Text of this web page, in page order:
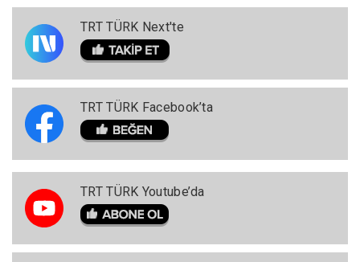
TRT TÜRK Next'te
TRT TÜRK Facebook’ta
TRT TÜRK Youtube’da